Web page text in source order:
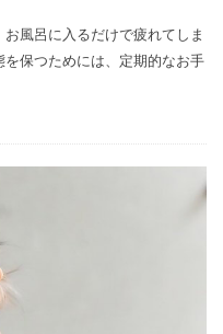
風呂に入るだけで疲れてしま
保つためには、定期的なお手